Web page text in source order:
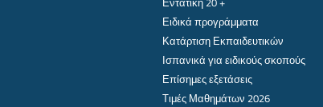
Ειδικά προγράμματα
Κατάρτιση Εκπαιδευτικών
Ισπανικά για ειδικούς σκοπούς
Επίσημες εξετάσεις
Τιμές Μαθημάτων 2026